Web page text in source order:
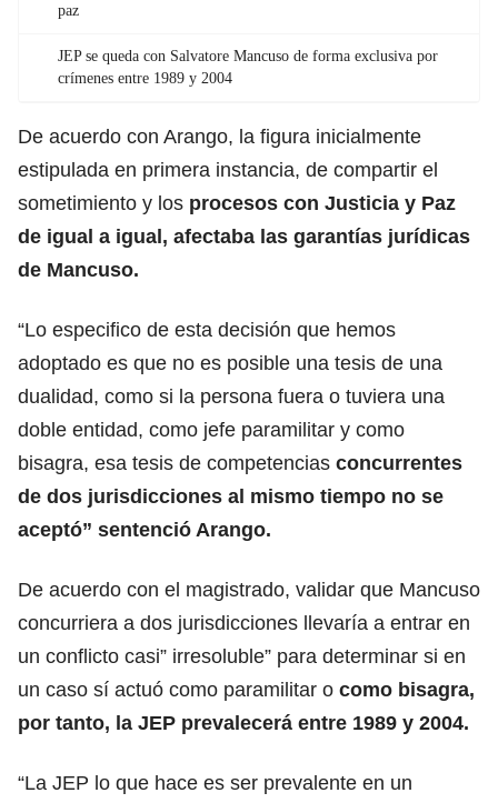
paz
JEP se queda con Salvatore Mancuso de forma exclusiva por
crímenes entre 1989 y 2004
De acuerdo con Arango, la figura inicialmente
estipulada en primera instancia, de compartir el
sometimiento y los procesos con Justicia y Paz
de igual a igual, afectaba las garantías jurídicas
de Mancuso.
“Lo especifico de esta decisión que hemos
adoptado es que no es posible una tesis de una
dualidad, como si la persona fuera o tuviera una
doble entidad, como jefe paramilitar y como
bisagra, esa tesis de competencias concurrentes
de dos jurisdicciones al mismo tiempo no se
aceptó” sentenció Arango.
De acuerdo con el magistrado, validar que Mancuso
concurriera a dos jurisdicciones llevaría a entrar en
un conflicto casi” irresoluble” para determinar si en
un caso sí actuó como paramilitar o como bisagra,
por tanto, la JEP prevalecerá entre 1989 y 2004.
“La JEP lo que hace es ser prevalente en un